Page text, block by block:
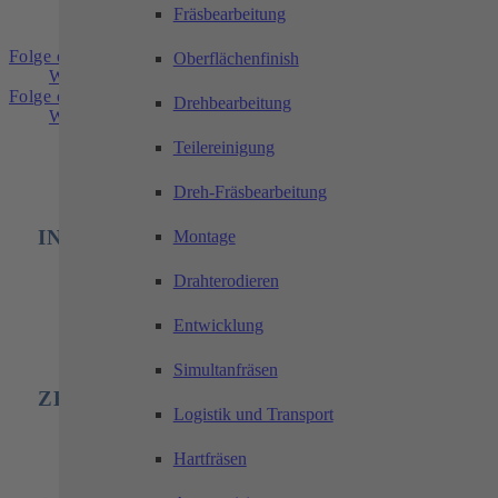
Fräsbearbeitung
Oberflächenfinish
Drehbearbeitung
Teilereinigung
Dreh-Fräsbearbeitung
Montage
Drahterodieren
Entwicklung
Simultanfräsen
Logistik und Transport
Hartfräsen
Folge einem manuell hinzugefügten Link
Weitere Informationen: Industrielle Automation
Folge einem manuell hinzugefügten Link
Weitere Informationen: Zerspanungstechnik
INDUSTRIELLE AUTOMATION
ZERSPANUNGSTECHNIK